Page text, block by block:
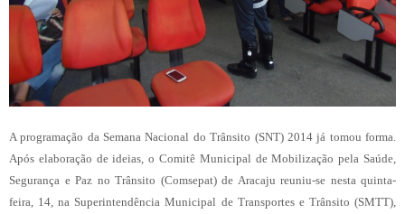
A programação da Semana Nacional do Trânsito (SNT) 2014 já tomou forma.
Após elaboração de ideias, o Comitê Municipal de Mobilização pela Saúde,
Segurança e Paz no Trânsito (Comsepat) de Aracaju reuniu-se nesta quinta-
feira, 14, na Superintendência Municipal de Transportes e Trânsito (SMTT),